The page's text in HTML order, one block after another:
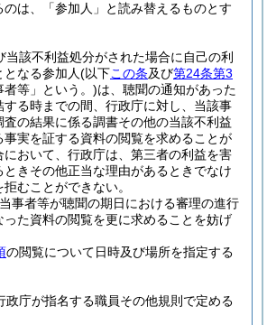
のは、「参加人」と読み替えるものとす
当該不利益処分がされた場合に自己の利
なる参加人(以下この条及び第24条第3
者等」という。)は、聴聞の通知があった
する時までの間、行政庁に対し、当該事
の結果に係る調書その他の当該不利益
事実を証する資料の閲覧を求めることが
において、行政庁は、第三者の利益を害
きその他正当な理由があるときでなけ
むことができない。
事者等が聴聞の期日における審理の進行
った資料の閲覧を更に求めることを妨げ
の閲覧について日時及び場所を指定する
政庁が指名する職員その他規則で定める